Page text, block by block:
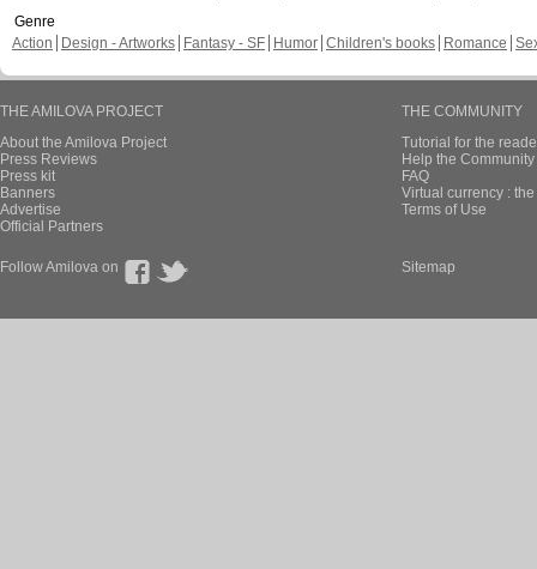
Genre
Action
Design - Artworks Fantasy - SF Humor Children's books Romance
THE AMILOVA PROJECT
About the Amilova Project
Press Reviews
Press kit
Banners
Advertise
Official Partners
THE COMMUNITY
Tutorial for the
Help the
FAQ
Virtual currency :
Terms of Use
Follow Amilova on Sitemap